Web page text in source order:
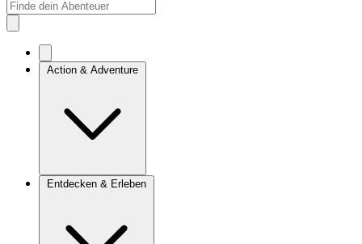
Action & Adventure
Entdecken & Erleben